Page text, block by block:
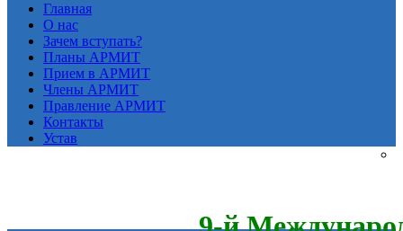
Главная
О нас
Зачем вступать?
Планы АРМИТ
Прием в АРМИТ
Члены АРМИТ
Правление АРМИТ
Контакты
Устав